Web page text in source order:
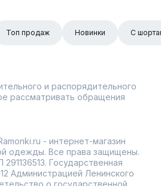
Топ продаж Новинки С
и распорядительного
рассматривать обращения
- интернет-магазин
одежды. Все права защищены.
Государственная
Администрацией Ленинского
о государственной